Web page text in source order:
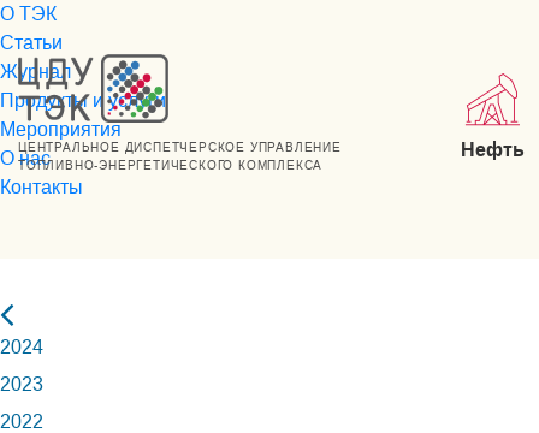
ЦЕНТРАЛЬНОЕ ДИСПЕТЧЕРСКОЕ УПРАВЛЕНИЕ
ТОПЛИВНО-ЭНЕРГЕТИЧЕСКОГО КОМПЛЕКСА
Нефть
О ТЭК
Статьи
Журнал
Продукты и услуги
Мероприятия
О нас
Контакты
2024
2023
2022